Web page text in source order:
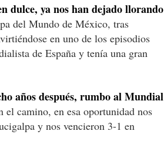
dulce, ya nos han dejado llorando
del Mundo de México, tras
en uno de los episodios
de España y tenía una gran
años después, rumbo al Mundial
el camino, en esa oportunidad nos
y nos vencieron 3-1 en